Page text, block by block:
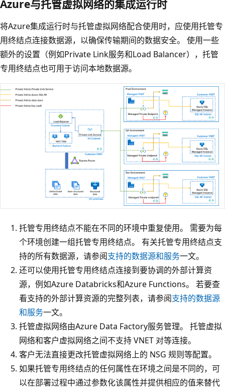
Azure与托管虚拟网络的集成运行时
将Azure集成运行时与托管虚拟网络配合使用时，应使用托管专
用终结点连接数据源，以确保传输期间的数据安全。 使用一些
额外的设置（例如Private Link服务和Load Balancer），托管
专用终结点也可用于访问本地数据源。
托管专用终结点不能在不同的环境中重复使用。 需要为每
个环境创建一组托管专用终结点。 有关托管专用终结点支
持的所有数据源，请参阅支持的数据源和服务一文。
还可以使用托管专用终结点连接到要协调的外部计算资
源，例如Azure Databricks和Azure Functions。 若要查
看支持的外部计算资源的完整列表，请参阅支持的数据源
和服务一文。
托管虚拟网络由Azure Data Factory服务管理。 托管虚拟
网络和客户虚拟网络之间不支持 VNET 对等连接。
客户无法直接更改托管虚拟网络上的 NSG 规则等配置。
如果托管专用终结点的任何属性在环境之间是不同的，可
以在部署过程中通过参数化该属性并提供相应的值来替代